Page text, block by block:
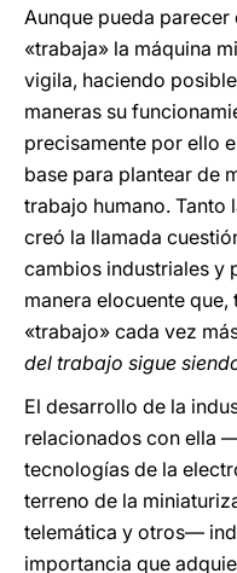
Aunque pueda
«trabaja» la máquina
vigila, haciendo
maneras su
precisamente por ello
base para plantear de
trabajo humano. Tanto
creó la llamada
cambios industriales y
manera elocuente
«trabajo» cada vez
del trabajo sigue
El desarrollo de la
relacionados con ella
tecnologías de la
terreno de la
telemática y otros—
importancia que